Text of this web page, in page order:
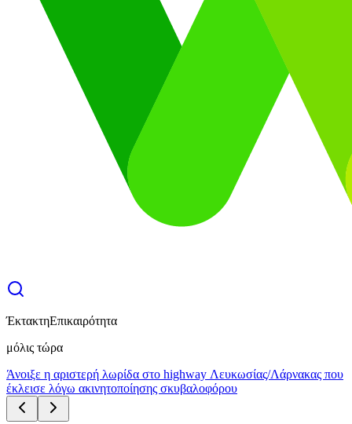
ΈκτακτηΕπικαιρότητα
μόλις τώρα
Άνοιξε η αριστερή λωρίδα στο highway Λευκωσίας/Λάρνακας που
έκλεισε λόγω ακινητοποίησης σκυβαλοφόρου